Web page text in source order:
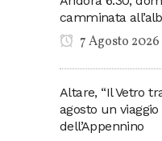
camminata
7 Agosto 2026
Altare, “Il Vetro
agosto un
dell’Appennino